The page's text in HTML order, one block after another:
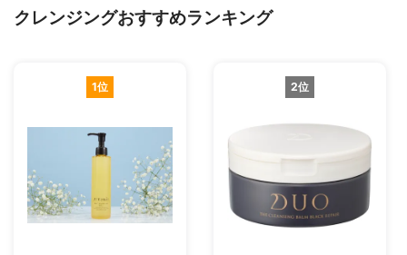
クレンジングおすすめランキング
1位 2位